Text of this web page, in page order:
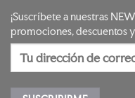
¡Suscríbete a nuestras
promociones, descuentos